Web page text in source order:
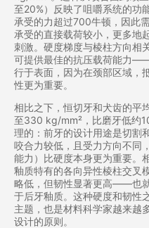
至20%）反映了咀嚼系统的功
承受的力超过700牛顿，因此
承受的直接载荷较小，更多地
刺激。硬度梯度与棱柱方向
可提供最佳的抗压载荷能力
行于表面，因为在颈部区域，
性更为重要。
相比之下，恒切牙和犬齿的平
至330 kg/mm²，比磨牙低约
理的：前牙的设计用途是切割
咬合力较低，且受力方向不同
能力）比硬度本身更为重要。
釉质特有的各向异性棱柱交叉
略低，但韧性显著更高——也
于后牙釉质。这种硬度和韧性
主题，也是材料科学家越来越
设计的原则。